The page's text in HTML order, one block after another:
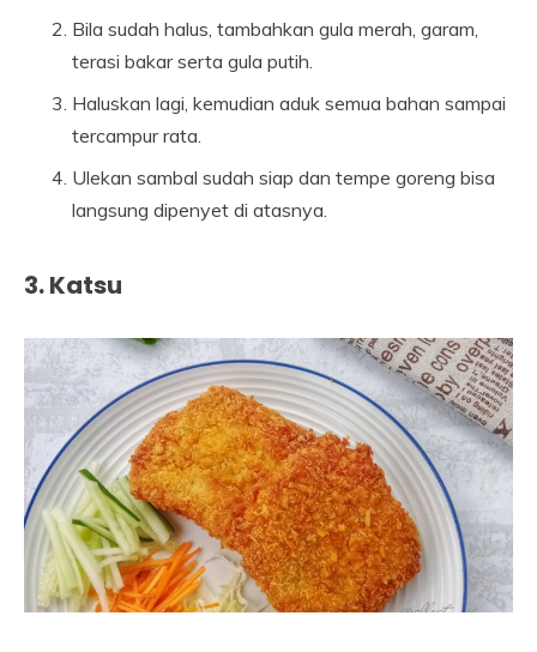
Bila sudah halus, tambahkan gula merah, garam,
terasi bakar serta gula putih.
Haluskan lagi, kemudian aduk semua bahan sampai
tercampur rata.
Ulekan sambal sudah siap dan tempe goreng bisa
langsung dipenyet di atasnya.
3. Katsu